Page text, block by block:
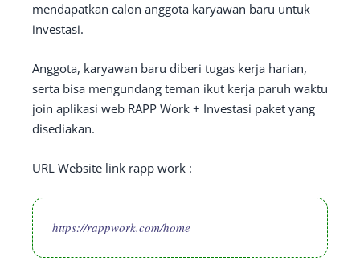
mendapatkan calon anggota karyawan baru untuk
investasi.
Anggota, karyawan baru diberi tugas kerja harian,
serta bisa mengundang teman ikut kerja paruh waktu
join aplikasi web RAPP Work + Investasi paket yang
disediakan.
URL Website link rapp work :
https://rappwork.com/home